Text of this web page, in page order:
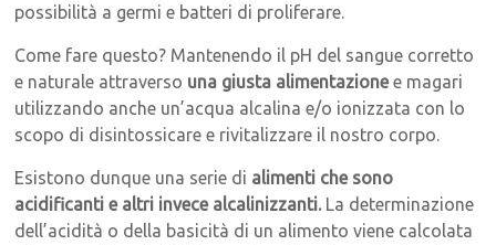
possibilità a germi e batteri di proliferare.
Come fare questo? Mantenendo il pH del sangue corretto
e naturale attraverso una giusta alimentazionee magari
utilizzando anche un’acqua alcalina e/o ionizzata con lo
scopo di disintossicare e rivitalizzare il nostro corpo.
Esistono dunque una serie di alimenti che sono
acidificanti e altri invece alcalinizzanti.La determinazione
dell’acidità o della basicità di un alimento viene calcolata